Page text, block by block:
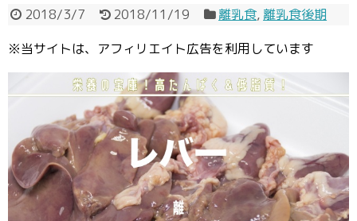
2018/3/7 2018/11/19 離乳食, 離乳食後期
※当サイトは、アフィリエイト広告を利用しています